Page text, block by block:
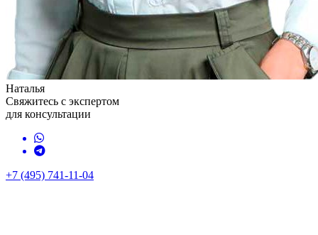
Наталья
Свяжитесь с экспертом
для консультации
+7 (495) 741-11-04